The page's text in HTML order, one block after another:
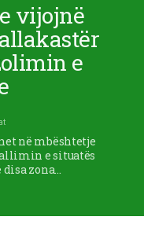
vijojnë
e
në mbështetje
e situatës
zona…